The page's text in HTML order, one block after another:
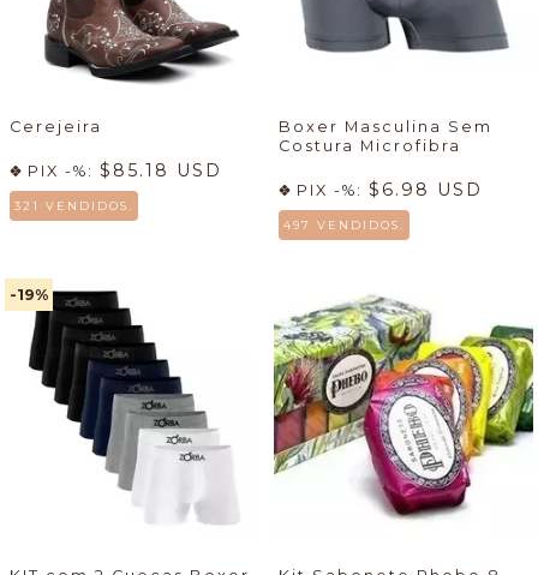
Cerejeira
PIX -%: $85.18 USD
321 VENDIDOS.
Boxer Masculina Sem
Costura Microfibra
PIX -%: $6.98 USD
497 VENDIDOS.
-19%